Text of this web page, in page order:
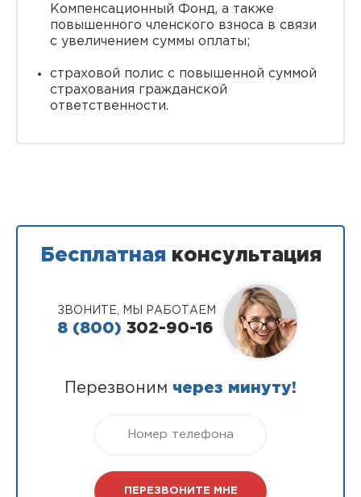
Компенсационный Фонд, а также
повышенного членского взноса в связи
с увеличением суммы оплаты;
страховой полис с повышенной суммой
страхования гражданской
ответственности.
Бесплатная консультация
ЗВОНИТЕ, МЫ РАБОТАЕМ
8 (800) 302-90-16
Перезвоним через минуту!